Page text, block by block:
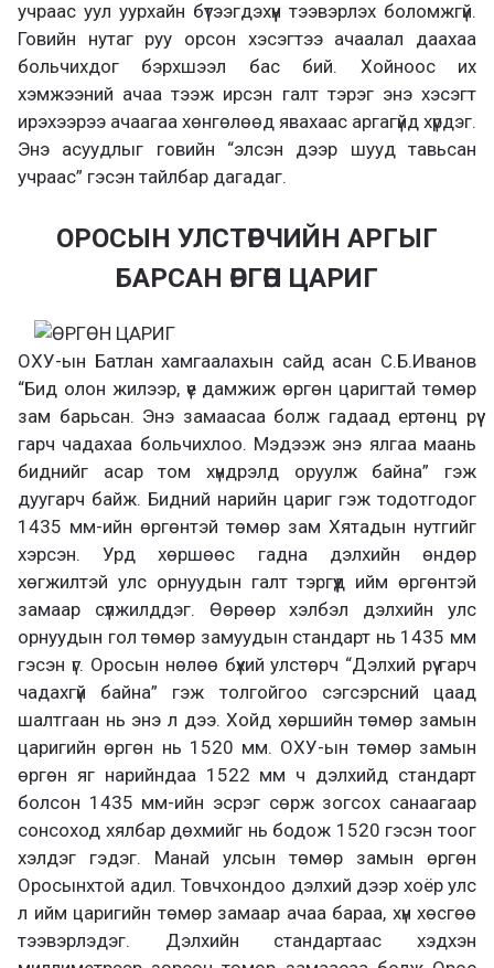
учраас уул уурхайн бүтээгдэхүүн тээвэрлэх боломжгүй.
Говийн нутаг руу орсон хэсэгтээ ачаалал даахаа
больчихдог бэрхшээл бас бий. Хойноос их
хэмжээний ачаа тээж ирсэн галт тэрэг энэ хэсэгт
ирэхээрээ ачаагаа хөнгөлөөд явахаас аргагүйд хүрдэг.
Энэ асуудлыг говийн “элсэн дээр шууд тавьсан
учраас” гэсэн тайлбар дагадаг.
ОРОСЫН УЛСТӨРЧИЙН АРГЫГ
БАРСАН ӨРГӨН ЦАРИГ
ОХУ-ын Батлан хамгаалахын сайд асан С.Б.Иванов
“Бид олон жилээр, үе дамжиж өргөн царигтай төмөр
зам барьсан. Энэ замаасаа болж гадаад ертөнц рүү
гарч чадахаа больчихлоо. Мэдээж энэ ялгаа маань
биднийг асар том хүндрэлд оруулж байна” гэж
дуугарч байж. Бидний нарийн цариг гэж тодотгодог
1435 мм-ийн өргөнтэй төмөр зам Хятадын нутгийг
хэрсэн. Урд хөршөөс гадна дэлхийн өндөр
хөгжилтэй улс орнуудын галт тэргүүд ийм өргөнтэй
замаар сүлжилддэг. Өөрөөр хэлбэл дэлхийн улс
орнуудын гол төмөр замуудын стандарт нь 1435 мм
гэсэн үг. Оросын нөлөө бүхий улстөрч “Дэлхий рүү гарч
чадахгүй байна” гэж толгойгоо сэгсэрсний цаад
шалтгаан нь энэ л дээ. Хойд хөршийн төмөр замын
царигийн өргөн нь 1520 мм. ОХУ-ын төмөр замын
өргөн яг нарийндаа 1522 мм ч дэлхийд стандарт
болсон 1435 мм-ийн эсрэг сөрж зогсох санаагаар
сонсоход хялбар дөхмийг нь бодож 1520 гэсэн тоог
хэлдэг гэдэг. Манай улсын төмөр замын өргөн
Оросынхтой адил. Товчхондоо дэлхий дээр хоёр улс
л ийм царигийн төмөр замаар ачаа бараа, хүн хөсгөө
тээвэрлэдэг. Дэлхийн стандартаас хэдхэн